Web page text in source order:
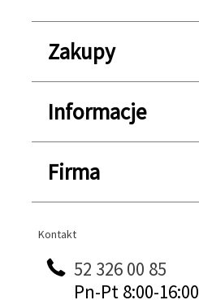
Zakupy
Informacje
Firma
Kontakt
Kontakt
52 326 00 85
Pn-Pt 8:00-16:00